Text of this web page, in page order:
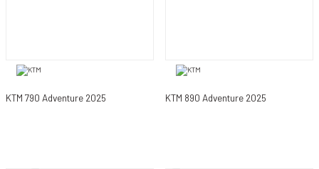
KTM 790 Adventure 2025 KTM 890 Adventure 2025